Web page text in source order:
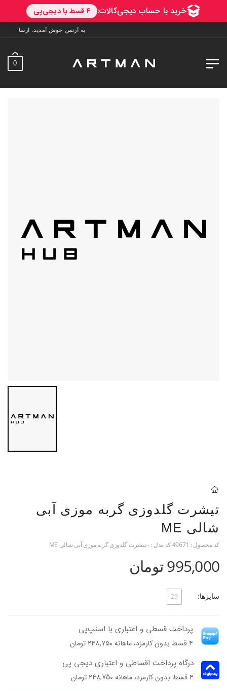
به آرتمن خوش آمدید. ارسال به سراسر ایران. 7 روز فرصت تست در منزل. 1
0
تیشرت گلدوزی گربه موزی آبی
شالی ME
کد محصول : 49671کد مدل :- تیشرت گلدوزی گربه موزی آبی شالی ME
995,000 تومان
سایزها: 29
پرداخت قسطی و اعتباری با اسنپ‌پی
۴ قسط بدون کارمزد، ماهانه ۲۴۸٬۷۵۰ تومان
درگاه پرداخت اقساطی و اعتباری دیجی پی
۴ قسط بدون کارمزد، ماهانه 248,750 تومان